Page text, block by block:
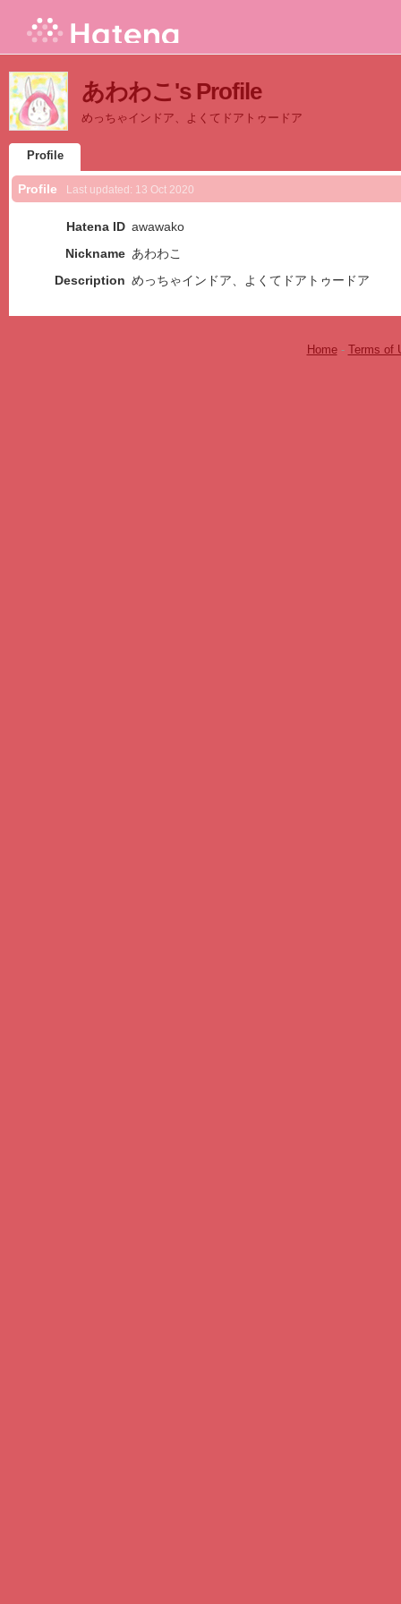
あわわこ's Profile
めっちゃインドア、よくてドアトゥードア
Profile
Profile Last updated: 13 Oct 2020
Hatena ID awawako
Nickname あわわこ
Description めっちゃインドア、よくてドアトゥードア
Home- Terms of